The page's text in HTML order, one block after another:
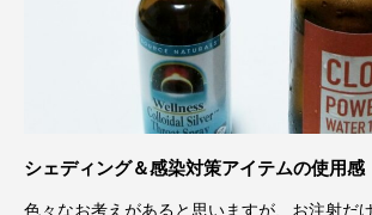
シェディング＆感染対策アイテムの使用感
色々なお考えがあると思いますが、お注射だ